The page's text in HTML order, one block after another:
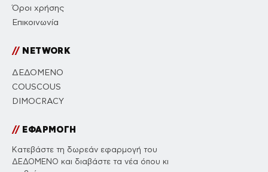
Όροι χρήσης
Επικοινωνία
//NETWORK
ΔΕΔΟΜΕΝΟ
COUSCOUS
DIMOCRACY
//ΕΦΑΡΜΟΓΗ
Κατεβάστε τη δωρεάν εφαρμογή του
ΔΕΔΟΜΕΝΟ και διαβάστε τα νέα όπου κι